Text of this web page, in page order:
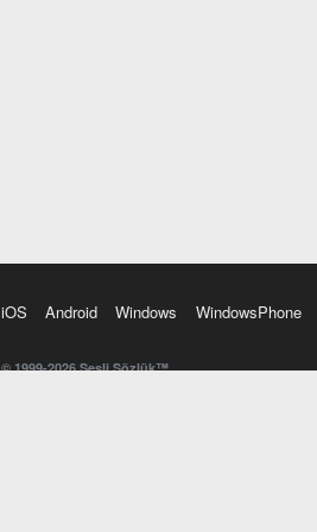
iOS Android Windows WindowsPhone
© 1999-2026 Sesli Sözlük™